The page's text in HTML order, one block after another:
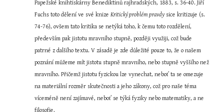
Papežské knihtiskárny Benediktinů rajhradských, 1883, s. 36-40. Jiří
Fuchs toto dělení ve své knize Kritický problém pravdy sice kritizuje (s.
74-76), ovšem tato kritika se netýká toho, k čemu toto rozdělení,
především pak jistotu mravního stupně, později využiji, což bude
patrné z dalšího textu. V zásadě je zde důležité pouze to, že o našem
poznání můžeme mít jistotu stupně mravního, nebo stupně vyššího než
mravního. Přičemž jistotu fyzickou lze vynechat, neboť ta se omezuje
na materiální rozměr skutečnosti a jeho zákony, což pro naše téma
víceméně není zajímavé, neboť se týká fyziky nebo matematiky, a ne
filosofie.